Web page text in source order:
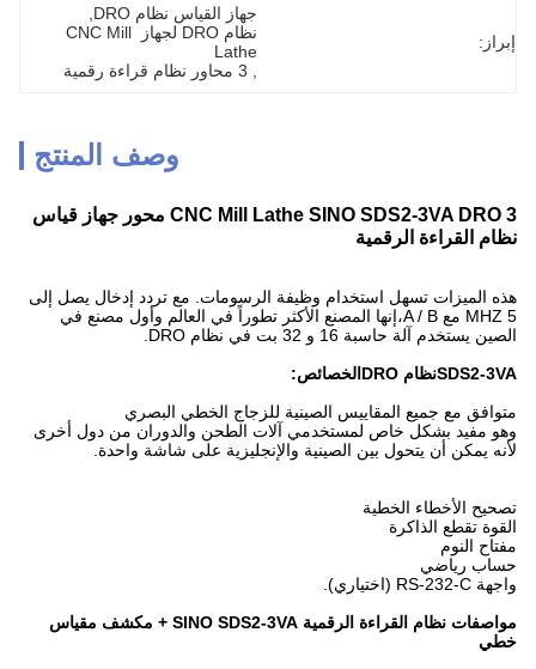
إبراز:
جهاز القياس نظام DRO
نظام DRO لجهاز CNC Mill
Lathe
3 محاور نظام قراءة رقمية
وصف المنتج
CNC Mill Lathe SINO SDS2-3VA DRO 3 محور جهاز قياس
نظام القراءة الرقمية
هذه الميزات تسهل استخدام وظيفة الرسومات. مع تردد إدخال يصل إلى
5 MHZ مع A / B،إنها المصنع الأكثر تطوراً في العالم وأول مصنع في
الصين يستخدم آلة حاسبة 16 و 32 بت في نظام DRO.
SDS2-3VAنظام DRO
الخصائص:
متوافق مع جميع المقاييس الصينية للزجاج الخطي البصري
وهو مفيد بشكل خاص لمستخدمي آلات الطحن والدوران من دول أخرى
لأنه يمكن أن يتحول بين الصينية والإنجليزية على شاشة واحدة.
تصحيح الأخطاء الخطية
القوة تقطع الذاكرة
مفتاح النوم
حساب رياضي
واجهة RS-232-C (اختياري).
مواصفات نظام القراءة الرقمية SINO SDS2-3VA + مكشف مقياس
خطي